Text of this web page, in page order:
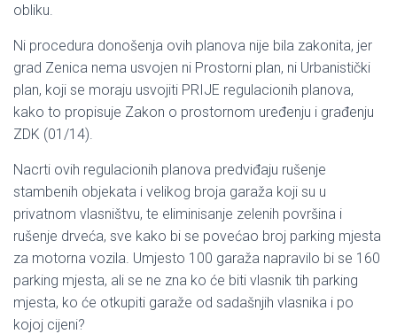
obliku.
Ni procedura donošenja ovih planova nije bila zakonita, jer
grad Zenica nema usvojen ni Prostorni plan, ni Urbanistički
plan, koji se moraju usvojiti PRIJE regulacionih planova,
kako to propisuje Zakon o prostornom uređenju i građenju
ZDK (01/14).
Nacrti ovih regulacionih planova predviđaju rušenje
stambenih objekata i velikog broja garaža koji su u
privatnom vlasništvu, te eliminisanje zelenih površina i
rušenje drveća, sve kako bi se povećao broj parking mjesta
za motorna vozila. Umjesto 100 garaža napravilo bi se 160
parking mjesta, ali se ne zna ko će biti vlasnik tih parking
mjesta, ko će otkupiti garaže od sadašnjih vlasnika i po
kojoj cijeni?